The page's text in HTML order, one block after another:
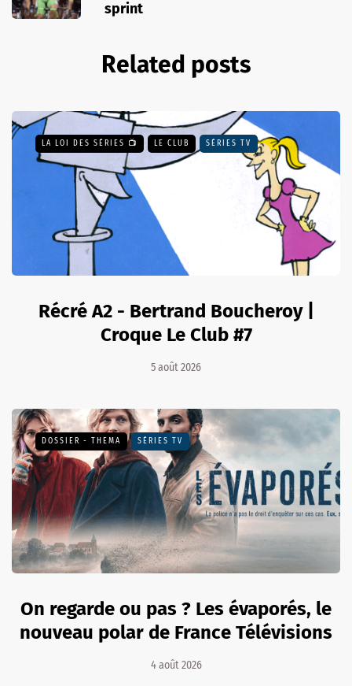
sprint
Related posts
LA LOI DES SÉRIES 📺 LE CLUB SÉRIES TV
Récré A2 - Bertrand Boucheroy |
Croque Le Club #7
5 août 2026
DOSSIER - THEMA SÉRIES TV
On regarde ou pas ? Les évaporés, le
nouveau polar de France Télévisions
4 août 2026